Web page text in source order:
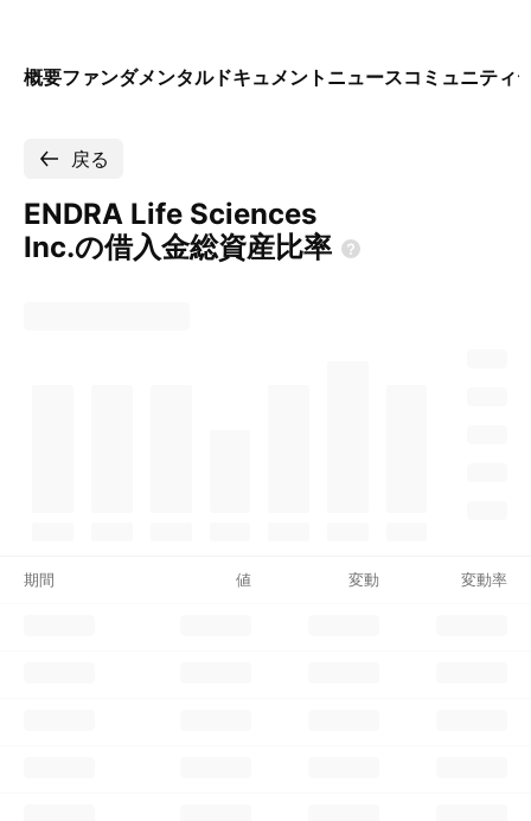
概要ファンダメンタルドキュメント ニュースコミュニティ
戻る
ENDRA Life Sciences
Inc.の借入金総資産比率
期間 値 変動 変動率